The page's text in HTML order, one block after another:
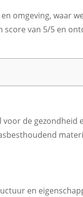
omgeving, waar
score van 5/5 en
voor de gezondheid
en